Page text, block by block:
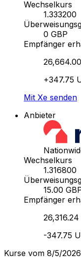
Wechselkurs
1.333200
0 GBP
Empfänger
+347.75
Mit Xe senden
Anbieter
Wechselkurs
1.316800
15.00
Empfänger
-347.75
Kurse vom 8/5/2026